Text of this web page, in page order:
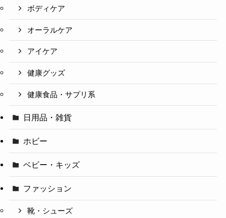
ボディケア
オーラルケア
アイケア
健康グッズ
健康食品・サプリ系
日用品・雑貨
ホビー
ベビー・キッズ
ファッション
靴・シューズ